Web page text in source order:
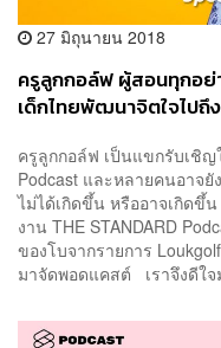
27 มิถุนายน 2018
ครูลูกกอล์ฟ ผู้สอนทุกอย่
เด็กไทยพัฒนาจิตใจไปถึ
ครูลูกกอล์ฟ เป็นแขกรับเชิญ
Podcast และหลายคนอาจ
ไม่ได้เกิดขึ้น หรืออาจเกิดขึ้
งาน THE STANDARD
ของโบจากรายการ
มาจัดพอดแคสต์ เราจึงดีใจ